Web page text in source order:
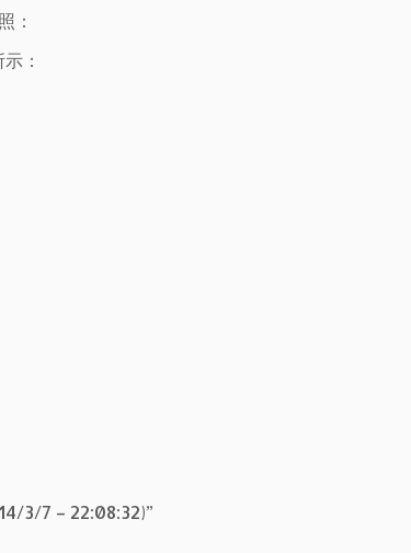
：
：
3/7 – 22:08:32)”